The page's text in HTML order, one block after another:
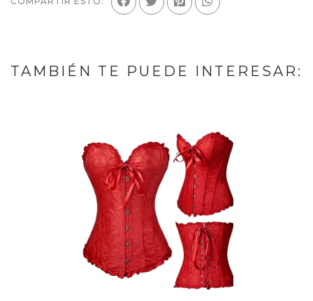
TAMBIÉN TE PUEDE INTERESAR: